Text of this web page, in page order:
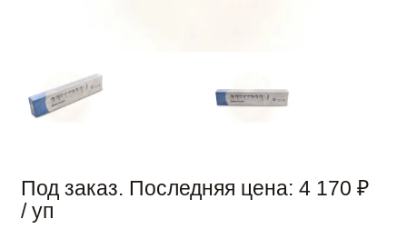
Под заказ. Последняя цена: 4 170 ₽
/ уп